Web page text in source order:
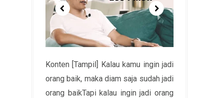
Konten [Tampil] Kalau kamu ingin jadi
orang baik, maka diam saja sudah jadi
orang baikTapi kalau ingin jadi orang